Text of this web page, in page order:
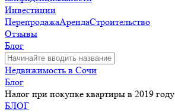
Инвестиции
ПерепродажаАрендаСтроительство
Отзывы
Блог
Недвижимость в Сочи
Блог
Налог при покупке квартиры в 2019 году
БЛОГ